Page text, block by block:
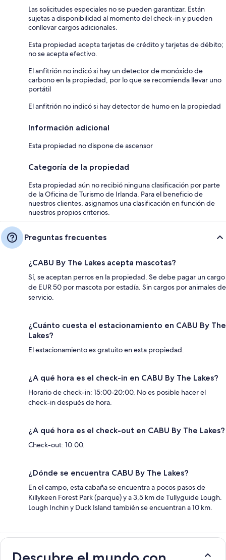
Las solicitudes especiales no se pueden garantizar. Están
sujetas a disponibilidad al momento del check-in y pueden
conllevar cargos adicionales.
Esta propiedad acepta tarjetas de crédito y tarjetas de débito;
no se acepta efectivo.
El anfitrión no indicó si hay un detector de monóxido de
carbono en la propiedad, por lo que se recomienda llevar uno
portátil
El anfitrión no indicó si hay detector de humo en la propiedad
Información adicional
Esta propiedad no dispone de ascensor
Categoría de la propiedad
Esta propiedad aún no recibió ninguna clasificación por parte
de la Oficina de Turismo de Irlanda. Para el beneficio de
nuestros clientes, asignamos una clasificación en función de
nuestros propios criterios.
Preguntas frecuentes
¿CABU By The Lakes acepta mascotas?
Sí, se aceptan perros en la propiedad. Se debe pagar un cargo
de EUR 50 por mascota por estadía. Sin cargos por animales de
servicio.
¿Cuánto cuesta el estacionamiento en CABU By The
Lakes?
El estacionamiento es gratuito en esta propiedad.
¿A qué hora es el check-in en CABU By The Lakes?
Horario de check-in: 15:00-20:00. No es posible hacer el
check-in después de hora.
¿A qué hora es el check-out en CABU By The Lakes?
Check-out: 10:00.
¿Dónde se encuentra CABU By The Lakes?
En el campo, esta cabaña se encuentra a pocos pasos de
Killykeen Forest Park (parque) y a 3,5 km de Tullyguide Lough.
Lough Inchin y Duck Island también se encuentran a 10 km.